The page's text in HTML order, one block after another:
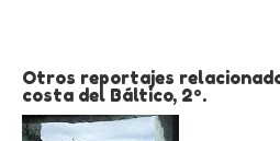
Otros reportajes
costa del Báltico, 2º.